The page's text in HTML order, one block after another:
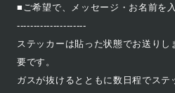
■ご希望で、メッセージ・お名前を
---------------------
ステッカーは貼った状態でお送り
要です。
ガスが抜けるとともに数日程でステ